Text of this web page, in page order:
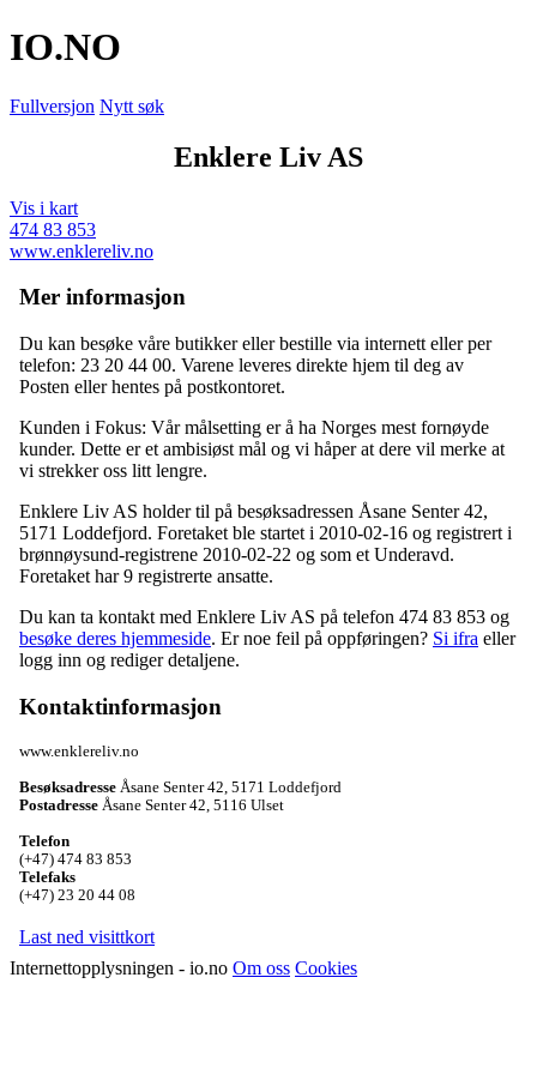
IO.NO
Fullversjon Nytt søk
Enklere Liv AS
Vis i kart
474 83 853
www.enklereliv.no
Mer informasjon
Du kan besøke våre butikker eller bestille via internett eller per
telefon: 23 20 44 00. Varene leveres direkte hjem til deg av
Posten eller hentes på postkontoret.
Kunden i Fokus: Vår målsetting er å ha Norges mest fornøyde
kunder. Dette er et ambisiøst mål og vi håper at dere vil merke at
vi strekker oss litt lengre.
Enklere Liv AS holder til på besøksadressen Åsane Senter 42,
5171 Loddefjord. Foretaket ble startet i 2010-02-16 og registrert i
brønnøysund-registrene 2010-02-22 og som et Underavd.
Foretaket har 9 registrerte ansatte.
Du kan ta kontakt med Enklere Liv AS på telefon 474 83 853 og
besøke deres hjemmeside. Er noe feil på oppføringen? Si ifra eller
logg inn og rediger detaljene.
Kontaktinformasjon
www.enklereliv.no
Besøksadresse Åsane Senter 42 5171 Loddefjord
Postadresse Åsane Senter 42 5116 Ulset
Telefon
(+47) 474 83 853
Telefaks
(+47) 23 20 44 08
Last ned visittkort
Internettopplysningen - io.no Om oss Cookies